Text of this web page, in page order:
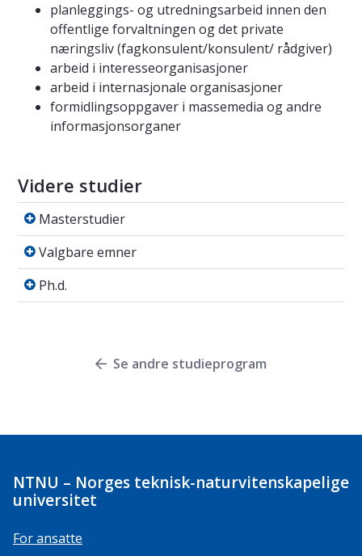
planleggings- og utredningsarbeid innen den
offentlige forvaltningen og det private
næringsliv (fagkonsulent/konsulent/ rådgiver)
arbeid i interesseorganisasjoner
arbeid i internasjonale organisasjoner
formidlingsoppgaver i massemedia og andre
informasjonsorganer
Videre studier
Masterstudier
Masterstudier
Valgbare emner
Valgbare emner
Ph.d.Ph.d.
Se andre studieprogram
NTNU – Norges teknisk-naturvitenskapelige
universitet
For ansatte